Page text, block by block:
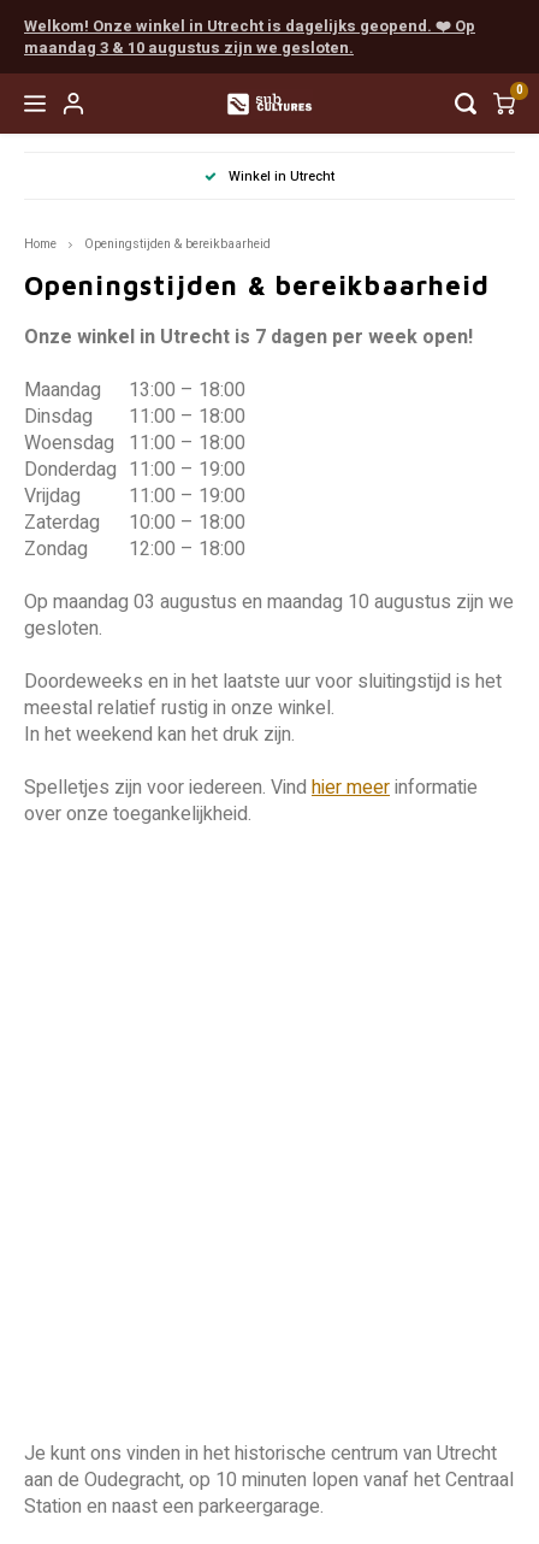
Hoofdmenu / favorieten
Favorieten van Tijn
Favorieten van Gaby
Favorieten van Mart
Favorieten van Juno
Favorieten van Madelon
Hoofdmenu / easy to learn
Munchkin
Populair
Familie
Hoofdmenu / next level
Populair
Solo
Hoofdmenu / expert
Scythe
Terraforming Mars
Spirit Island
Root
Star Wars X-Wing
Hoofdmenu / party
Cards Against Humanity
Exploding Kittens
Weerwolven
Codenames
Dixit
Hoofdmenu / coöperatief
Populair
Escape
Detective
Gloomhaven
Hoofdmenu / rpg
Boeken
Accessories
Welkom! Onze winkel in Utrecht is dagelijks geopend. ❤️ Op
maandag 3 & 10 augustus zijn we gesloten.
0
Home Openingstijden & bereikbaarheid
Openingstijden & bereikbaarheid
Onze winkel in Utrecht is 7 dagen per week open!
Maandag
13:00 – 18:00
Dinsdag
11:00 – 18:00
Woensdag 11:00 – 18:00
Donderdag 11:00 – 19:00
Vrijdag
11:00 – 19:00
Zaterdag
10:00 – 18:00
Zondag
12:00 – 18:00
Op maandag 03 augustus en maandag 10 augustus zijn we
gesloten.
Doordeweeks en in het laatste uur voor sluitingstijd is het
meestal relatief rustig in onze winkel.
In het weekend kan het druk zijn.
Spelletjes zijn voor iedereen. Vind hier meerinformatie
over onze toegankelijkheid.
Je kunt ons vinden in het historische centrum van Utrecht
aan de Oudegracht, op 10 minuten lopen vanaf het Centraal
Station en naast een parkeergarage.